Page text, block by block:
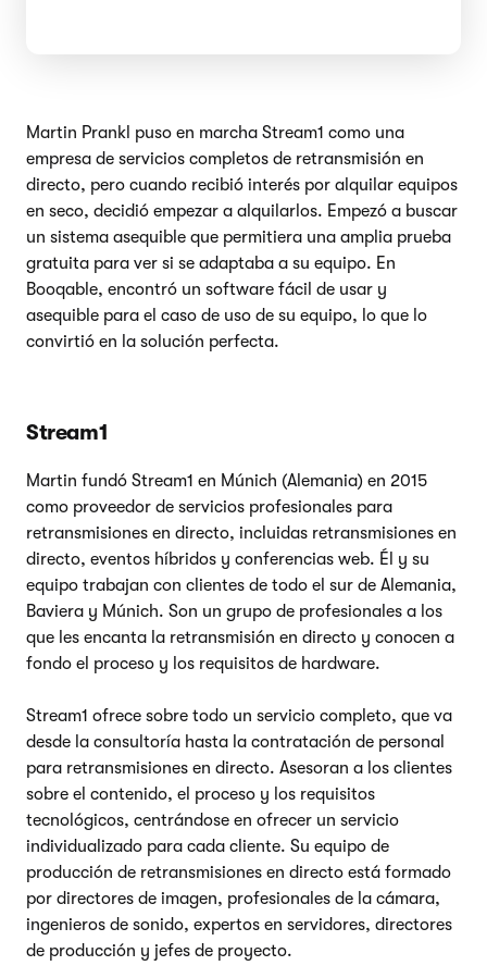
Martin Prankl puso en marcha Stream1 como una
empresa de servicios completos de retransmisión en
directo, pero cuando recibió interés por alquilar equipos
en seco, decidió empezar a alquilarlos. Empezó a buscar
un sistema asequible que permitiera una amplia prueba
gratuita para ver si se adaptaba a su equipo. En
Booqable, encontró un software fácil de usar y
asequible para el caso de uso de su equipo, lo que lo
convirtió en la solución perfecta.
Stream1
Martin fundó Stream1 en Múnich (Alemania) en 2015
como proveedor de servicios profesionales para
retransmisiones en directo, incluidas retransmisiones en
directo, eventos híbridos y conferencias web. Él y su
equipo trabajan con clientes de todo el sur de Alemania,
Baviera y Múnich. Son un grupo de profesionales a los
que les encanta la retransmisión en directo y conocen a
fondo el proceso y los requisitos de hardware.
Stream1 ofrece sobre todo un servicio completo, que va
desde la consultoría hasta la contratación de personal
para retransmisiones en directo. Asesoran a los clientes
sobre el contenido, el proceso y los requisitos
tecnológicos, centrándose en ofrecer un servicio
individualizado para cada cliente. Su equipo de
producción de retransmisiones en directo está formado
por directores de imagen, profesionales de la cámara,
ingenieros de sonido, expertos en servidores, directores
de producción y jefes de proyecto.